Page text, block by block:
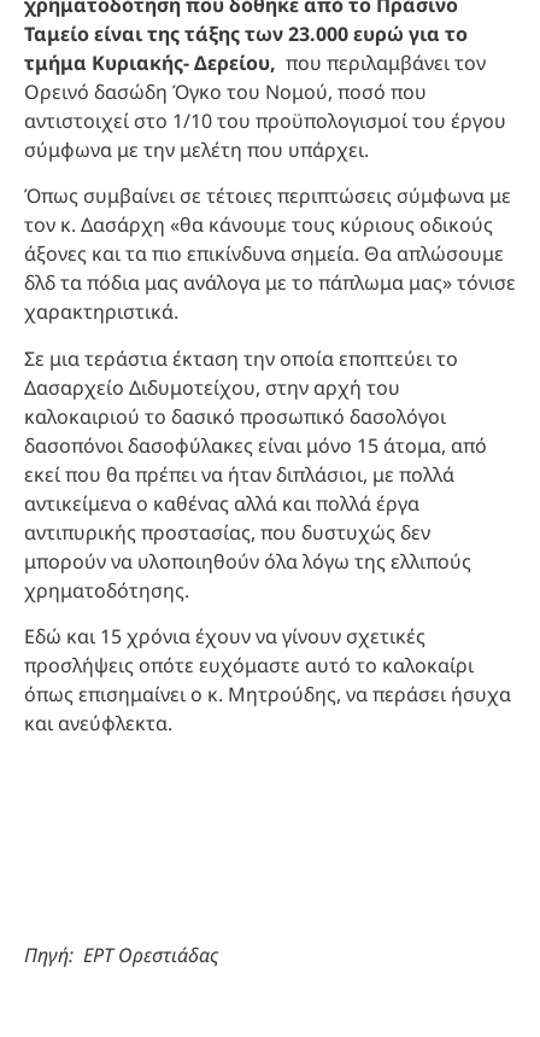
Ταμείο είναι της τάξης των 23.000 ευρώ για το
τμήμα Κυριακής- Δερείου, που περιλαμβάνει τον
Ορεινό δασώδη Όγκο του Νομού, ποσό που
αντιστοιχεί στο 1/10 του προϋπολογισμοί του έργου
σύμφωνα με την μελέτη που υπάρχει.
Όπως συμβαίνει σε τέτοιες περιπτώσεις σύμφωνα με
τον κ. Δασάρχη «θα κάνουμε τους κύριους οδικούς
άξονες και τα πιο επικίνδυνα σημεία. Θα απλώσουμε
δλδ τα πόδια μας ανάλογα με το πάπλωμα μας» τόνισε
χαρακτηριστικά.
Σε μια τεράστια έκταση την οποία εποπτεύει το
Δασαρχείο Διδυμοτείχου, στην αρχή του
καλοκαιριού το δασικό προσωπικό δασολόγοι
δασοπόνοι δασοφύλακες είναι μόνο 15 άτομα, από
εκεί που θα πρέπει να ήταν διπλάσιοι, με πολλά
αντικείμενα ο καθένας αλλά και πολλά έργα
αντιπυρικής προστασίας, που δυστυχώς δεν
μπορούν να υλοποιηθούν όλα λόγω της ελλιπούς
χρηματοδότησης.
Εδώ και 15 χρόνια έχουν να γίνουν σχετικές
προσλήψεις οπότε ευχόμαστε αυτό το καλοκαίρι
όπως επισημαίνει ο κ. Μητρούδης, να περάσει ήσυχα
και ανεύφλεκτα.
Πηγή: ΕΡΤ Ορεστιάδας